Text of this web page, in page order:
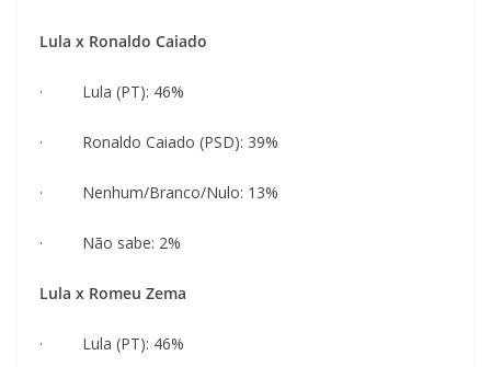
Lula x Ronaldo Caiado
· Lula (PT): 46%
· Ronaldo Caiado (PSD): 39%
· Nenhum/Branco/Nulo: 13%
· Não sabe: 2%
Lula x Romeu Zema
· Lula (PT): 46%